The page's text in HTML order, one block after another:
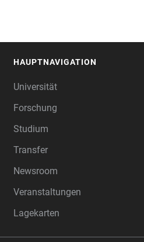
HAUPTNAVIGATION
Universität
Forschung
Studium
Transfer
Newsroom
Veranstaltungen
Lagekarten